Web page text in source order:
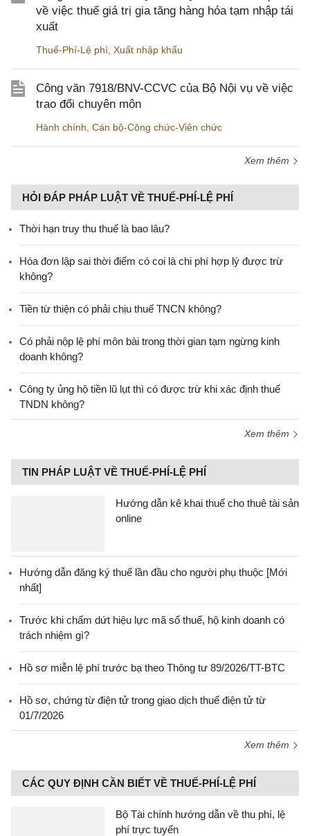
về việc thuế giá trị gia tăng hàng hóa tạm nhập tái
xuất
Thuế-Phí-Lệ phí Xuất nhập khẩu
Công văn 7918/BNV-CCVC của Bộ Nội vụ về việc
trao đổi chuyên môn
Hành chính Cán bộ-Công chức-Viên chức
Xem thêm
HỎI ĐÁP PHÁP LUẬT VỀ THUẾ-PHÍ-LỆ PHÍ
Thời hạn truy thu thuế là bao lâu?
Hóa đơn lập sai thời điểm có coi là chi phí hợp lý được trừ
không?
Tiền từ thiện có phải chịu thuế TNCN không?
Có phải nộp lệ phí môn bài trong thời gian tạm ngừng kinh
doanh không?
Công ty ủng hộ tiền lũ lụt thì có được trừ khi xác định thuế
TNDN không?
Xem thêm
TIN PHÁP LUẬT VỀ THUẾ-PHÍ-LỆ PHÍ
Hướng dẫn kê khai thuế cho thuê tài sản
online
Hướng dẫn đăng ký thuế lần đầu cho người phụ thuộc [Mới
nhất]
Trước khi chấm dứt hiệu lực mã số thuế, hộ kinh doanh có
trách nhiệm gì?
Hồ sơ miễn lệ phí trước bạ theo Thông tư 89/2026/TT-BTC
Hồ sơ, chứng từ điện tử trong giao dịch thuế điện tử từ
01/7/2026
Xem thêm
CÁC QUY ĐỊNH CẦN BIẾT VỀ THUẾ-PHÍ-LỆ PHÍ
Bộ Tài chính hướng dẫn về thu phí, lệ
phí trực tuyến